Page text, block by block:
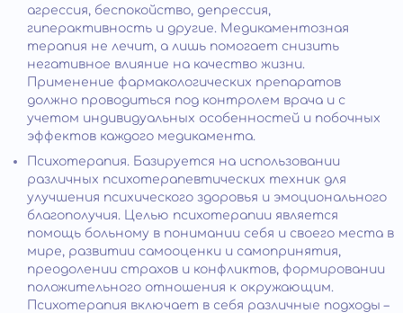
агрессия, беспокойство, депрессия,
гиперактивность и другие. Медикаментозная
терапия не лечит, а лишь помогает снизить
негативное влияние на качество жизни.
Применение фармакологических препаратов
должно проводиться под контролем врача и с
учетом индивидуальных особенностей и побочных
эффектов каждого медикамента.
Психотерапия. Базируется на использовании
различных психотерапевтических техник для
улучшения психического здоровья и эмоционального
благополучия. Целью психотерапии является
помощь больному в понимании себя и своего места в
мире, развитии самооценки и самопринятия,
преодолении страхов и конфликтов, формировании
положительного отношения к окружающим.
Психотерапия включает в себя различные подходы –